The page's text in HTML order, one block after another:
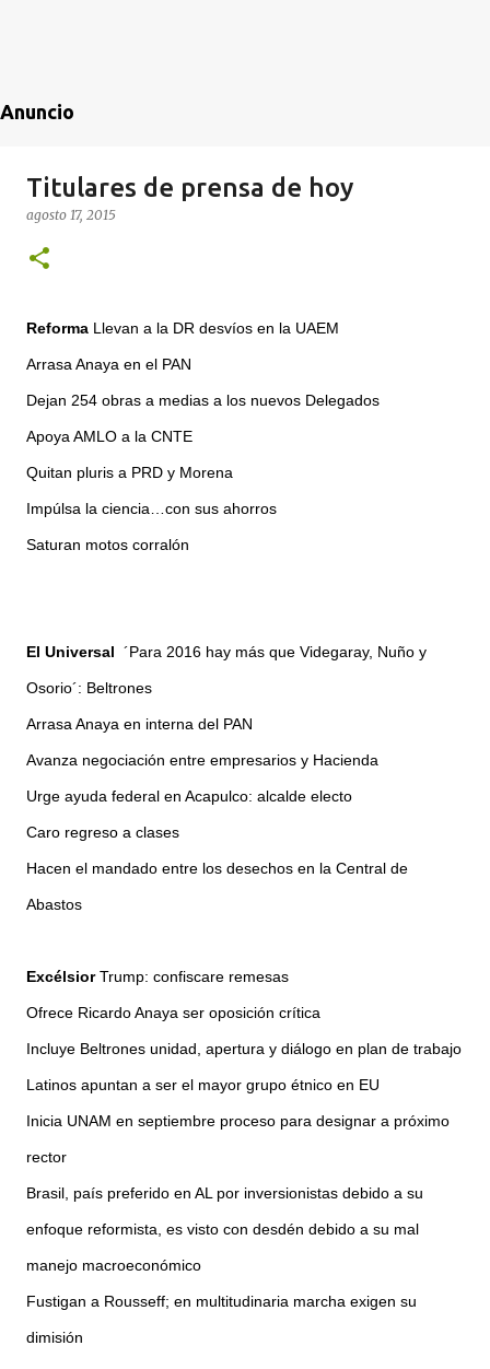
Anuncio
Titulares de prensa de hoy
agosto 17, 2015
Reforma Llevan a la DR desvíos en la UAEM
Arrasa Anaya en el PAN
Dejan 254 obras a medias a los nuevos Delegados
Apoya AMLO a la CNTE
Quitan pluris a PRD y Morena
Impúlsa la ciencia…con sus ahorros
Saturan motos corralón
El Universal ´Para 2016 hay más que Videgaray, Nuño y
Osorio´: Beltrones
Arrasa Anaya en interna del PAN
Avanza negociación entre empresarios y Hacienda
Urge ayuda federal en Acapulco: alcalde electo
Caro regreso a clases
Hacen el mandado entre los desechos en la Central de
Abastos
ExcélsiorTrump: confiscare remesas
Ofrece Ricardo Anaya ser oposición crítica
Incluye Beltrones unidad, apertura y diálogo en plan de trabajo
Latinos apuntan a ser el mayor grupo étnico en EU
Inicia UNAM en septiembre proceso para designar a próximo
rector
Brasil, país preferido en AL por inversionistas debido a su
enfoque reformista, es visto con desdén debido a su mal
manejo macroeconómico
Fustigan a Rousseff; en multitudinaria marcha exigen su
dimisión